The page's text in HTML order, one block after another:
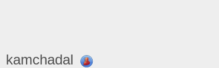
kamchadal